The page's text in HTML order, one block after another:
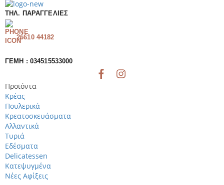
ΤΗΛ. ΠΑΡΑΓΓΕΛΊΕΣ
26610 44182
ΓΕΜΗ : 034515533000
Προϊόντα
Κρέας
Πουλερικά
Κρεατοσκευάσματα
Αλλαντικά
Τυριά
Εδέσματα
Delicatessen
Κατεψυγμένα
Νέες Αφίξεις